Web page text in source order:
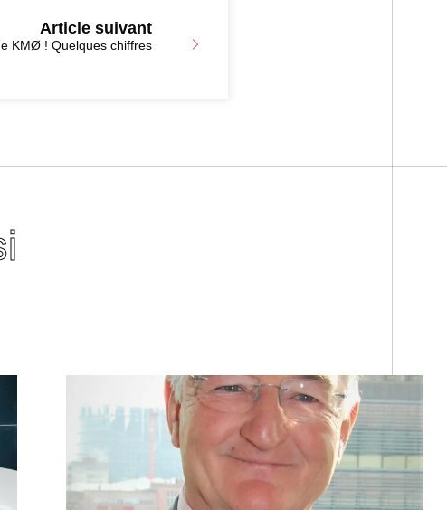
Article suivant
KMØ ! Quelques chiffres